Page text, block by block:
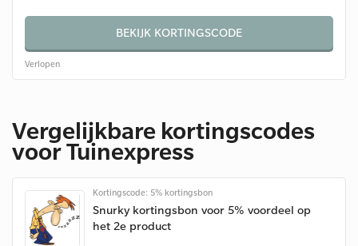
BEKIJK KORTINGSCODE
Verlopen
Vergelijkbare kortingscodes
voor Tuinexpress
Kortingscode: 5% kortingsbon
Snurky kortingsbon voor 5% voordeel op
het 2e product